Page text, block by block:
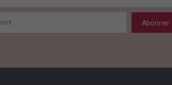
Abonner